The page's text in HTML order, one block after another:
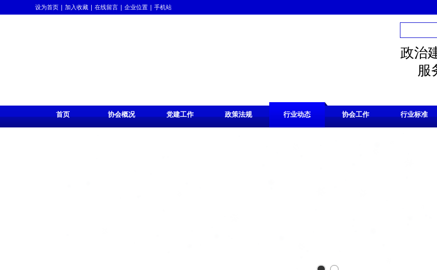
政治
服
设为首页 加入收藏 在线留言 企业位置 手机站
首页 协会概况 党建工作 政策法规 行业动态 协会工作 行业标准